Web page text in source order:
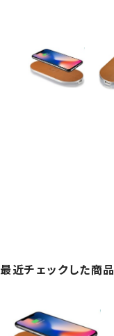
最近チェックした商品